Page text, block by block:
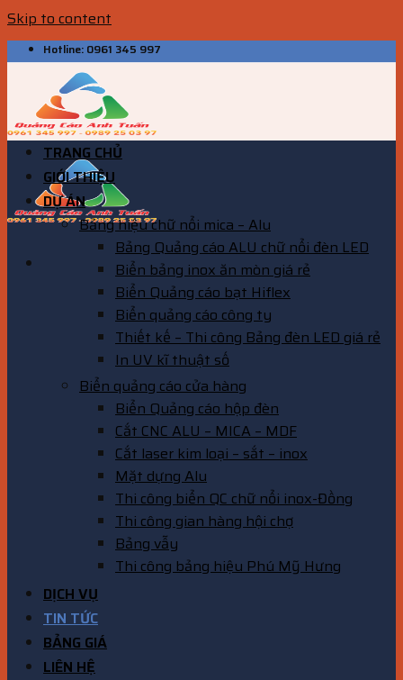
Skip to content
Hotline: 0961 345 997
TRANG CHỦ
GIỚI THIỆU
DỰ ÁN
Bảng hiệu chữ nổi mica – Alu
Bảng Quảng cáo ALU chữ nổi đèn LED
Biển bảng inox ăn mòn giá rẻ
Biển Quảng cáo bạt Hiflex
Biển quảng cáo công ty
Thiết kế – Thi công Bảng đèn LED giá rẻ
In UV kĩ thuật số
Biển quảng cáo cửa hàng
Biển Quảng cáo hộp đèn
Cắt CNC ALU – MICA – MDF
Cắt laser kim loại – sắt – inox
Mặt dựng Alu
Thi công biển QC chữ nổi inox-Đồng
Thi công gian hàng hội chợ
Bảng vẫy
Thi công bảng hiệu Phú Mỹ Hưng
DỊCH VỤ
TIN TỨC
BẢNG GIÁ
LIÊN HỆ